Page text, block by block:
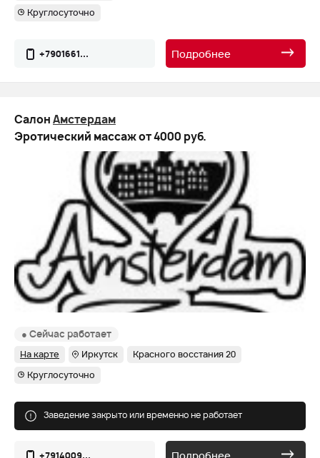
Круглосуточно
+7901661... Подробнее
СалонАмстердам
Эротический массаж от 4000 руб.
● Сейчас работает
Круглосуточно
Иркутск Красного восстания 20
На карте
Заведение закрыто или временно не работает
+7914009... Подробнее